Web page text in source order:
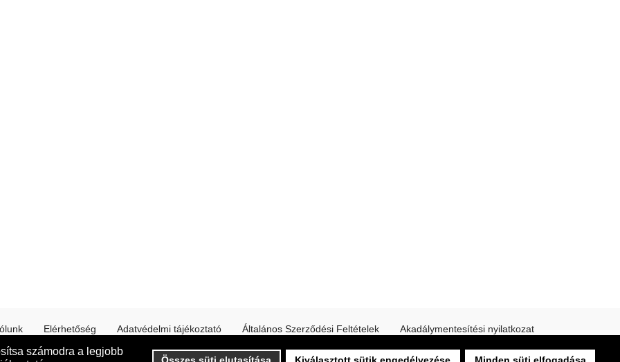
számodra a legjobb
Elérhetőség Adatvédelmi tájékoztató Általános Szerződési Feltételek Akadálymentesítési nyilatkozat
Online fizetés a weboldalunkon a CIB Bank támogatásával